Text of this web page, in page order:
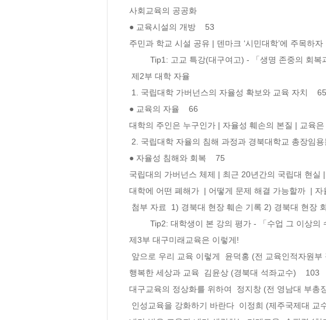
사회교육의 공공화
● 교육시설의 개방    53
주민과 학교 시설 공유 | 덴마크 ‘시민대학’에 주목하자
● 교육의 자율    66
대학의 주인은 누구인가 | 자율성 훼손의 본질 | 교육
● 자율성 침해와 회복    75
국립대의 가버넌스 체제 | 최근 20년간의 국립대 현실 |
대학에 어떤 폐해가  | 어떻게 문제 해결 가능할까  |
제3부 대구미래교육은 이렇게!
행복한 세상과 교육  김윤상 (경북대 석좌교수)    103
대구교육의 정상화를 위하여  정지창 (전 영남대 부총